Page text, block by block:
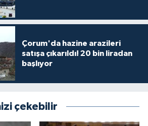
Çorum'da hazine arazileri
satışa çıkarıldı! 20 bin liradan
başlıyor
çekebilir